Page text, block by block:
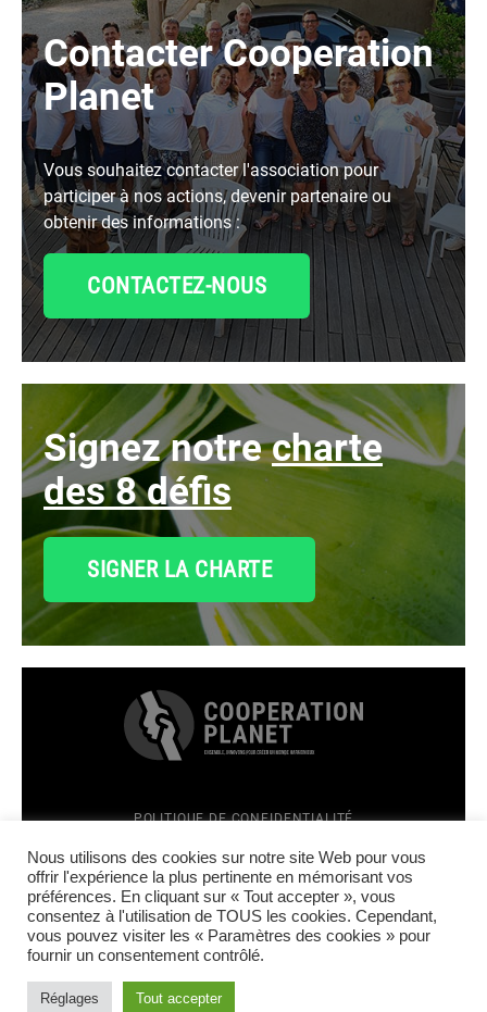
Contacter Cooperation
Planet
Vous souhaitez contacter l'association pour
participer à nos actions, devenir partenaire ou
obtenir des informations :
CONTACTEZ-NOUS
signez notrecharte
des 8 défis
SIGNER LA CHARTE
POLITIQUE DE CONFIDENTIALITÉ
CRÉATION SITE INTERNET : TÊTES À CLICS
FACEBOOK
LINKEDIN
INSTAGRAM
Top
Nous utilisons des cookies sur notre site Web pour vous
offrir l'expérience la plus pertinente en mémorisant vos
préférences. En cliquant sur « Tout accepter », vous
consentez à l'utilisation de TOUS les cookies. Cependant,
vous pouvez visiter les « Paramètres des cookies » pour
fournir un consentement contrôlé.
Réglages Tout accepter